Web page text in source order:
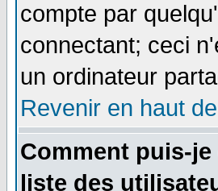
compte par
connectant; ceci
un ordinateur
Revenir en haut
Comment puis-
liste des